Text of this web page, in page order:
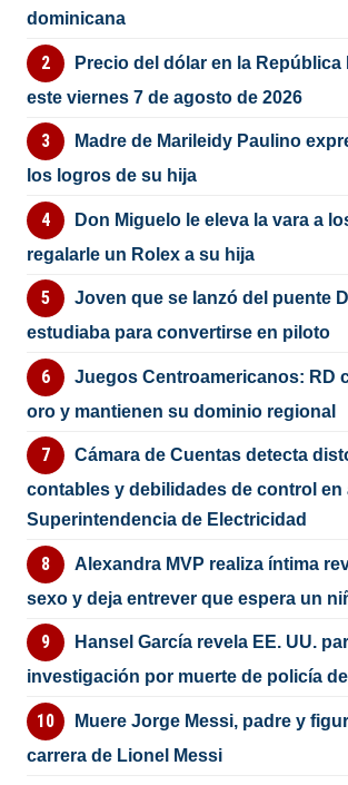
dominicana
Precio del dólar en la República
este viernes 7 de agosto de 2026
Madre de Marileidy Paulino
los logros de su hija
Don Miguelo le eleva la vara a
regalarle un Rolex a su hija
Joven que se lanzó del puente
estudiaba para convertirse en piloto
Juegos Centroamericanos: RD
oro y mantienen su dominio regional
Cámara de Cuentas detecta
contables y debilidades de control en
Superintendencia de Electricidad
Alexandra MVP realiza íntima
sexo y deja entrever que espera un
Hansel García revela EE. UU.
investigación por muerte de policía
Muere Jorge Messi, padre y
carrera de Lionel Messi